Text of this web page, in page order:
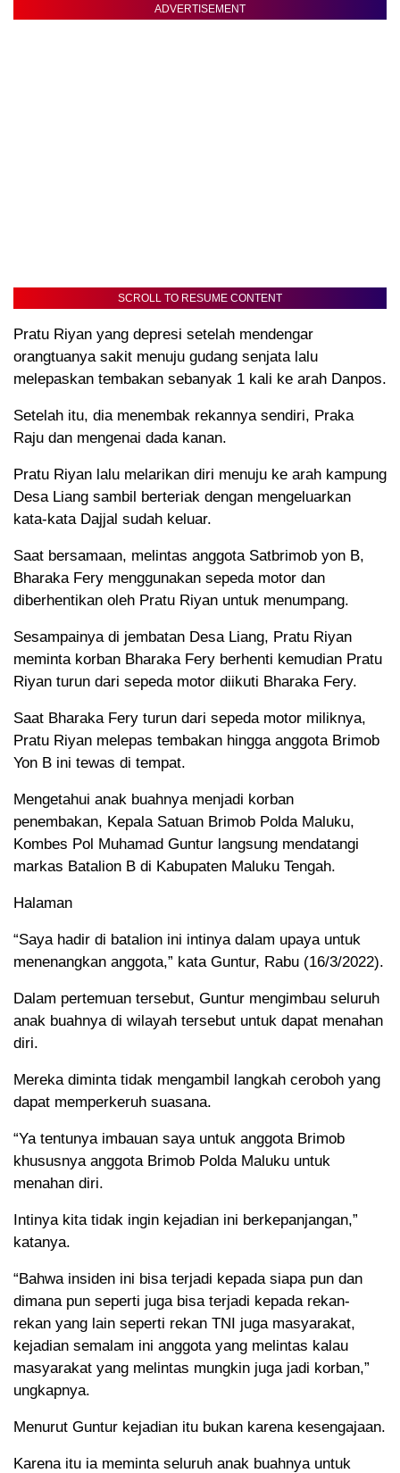
ADVERTISEMENT
SCROLL TO RESUME CONTENT
Pratu Riyan yang depresi setelah mendengar
orangtuanya sakit menuju gudang senjata lalu
melepaskan tembakan sebanyak 1 kali ke arah Danpos.
Setelah itu, dia menembak rekannya sendiri, Praka
Raju dan mengenai dada kanan.
Pratu Riyan lalu melarikan diri menuju ke arah kampung
Desa Liang sambil berteriak dengan mengeluarkan
kata-kata Dajjal sudah keluar.
Saat bersamaan, melintas anggota Satbrimob yon B,
Bharaka Fery menggunakan sepeda motor dan
diberhentikan oleh Pratu Riyan untuk menumpang.
Sesampainya di jembatan Desa Liang, Pratu Riyan
meminta korban Bharaka Fery berhenti kemudian Pratu
Riyan turun dari sepeda motor diikuti Bharaka Fery.
Saat Bharaka Fery turun dari sepeda motor miliknya,
Pratu Riyan melepas tembakan hingga anggota Brimob
Yon B ini tewas di tempat.
Mengetahui anak buahnya menjadi korban
penembakan, Kepala Satuan Brimob Polda Maluku,
Kombes Pol Muhamad Guntur langsung mendatangi
markas Batalion B di Kabupaten Maluku Tengah.
Halaman
“Saya hadir di batalion ini intinya dalam upaya untuk
menenangkan anggota,” kata Guntur, Rabu (16/3/2022).
Dalam pertemuan tersebut, Guntur mengimbau seluruh
anak buahnya di wilayah tersebut untuk dapat menahan
diri.
Mereka diminta tidak mengambil langkah ceroboh yang
dapat memperkeruh suasana.
“Ya tentunya imbauan saya untuk anggota Brimob
khususnya anggota Brimob Polda Maluku untuk
menahan diri.
Intinya kita tidak ingin kejadian ini berkepanjangan,”
katanya.
“Bahwa insiden ini bisa terjadi kepada siapa pun dan
dimana pun seperti juga bisa terjadi kepada rekan-
rekan yang lain seperti rekan TNI juga masyarakat,
kejadian semalam ini anggota yang melintas kalau
masyarakat yang melintas mungkin juga jadi korban,”
ungkapnya.
Menurut Guntur kejadian itu bukan karena kesengajaan.
Karena itu ia meminta seluruh anak buahnya untuk